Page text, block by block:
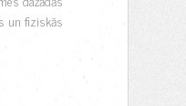
un fiziskās